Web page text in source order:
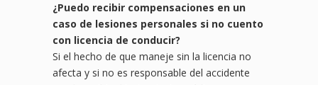
¿Puedo recibir compensaciones en un
caso de lesiones personales si no cuento
con licencia de conducir?
Si el hecho de que maneje sin la licencia no
afecta y si no es responsable del accidente